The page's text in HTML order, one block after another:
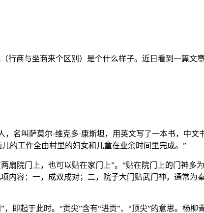
行商与坐商来个区别）是个什么样子。近日看到一篇文
名叫萨莫尔·维克多·康斯坦，用英文写了一本书，中文
的工作全由村里的妇女和儿童在业余时间里完成。”
扇院门上，也可以贴在家门上”。“贴在院门上的门神多
内容：一，成双成对；二，院子大门贴武门神，通常为
即起于此时。“贡尖”含有“进贡”、“顶尖”的意思。杨柳